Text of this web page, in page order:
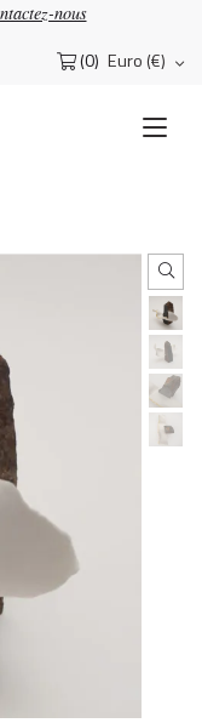
nous
(0) Euro (€)